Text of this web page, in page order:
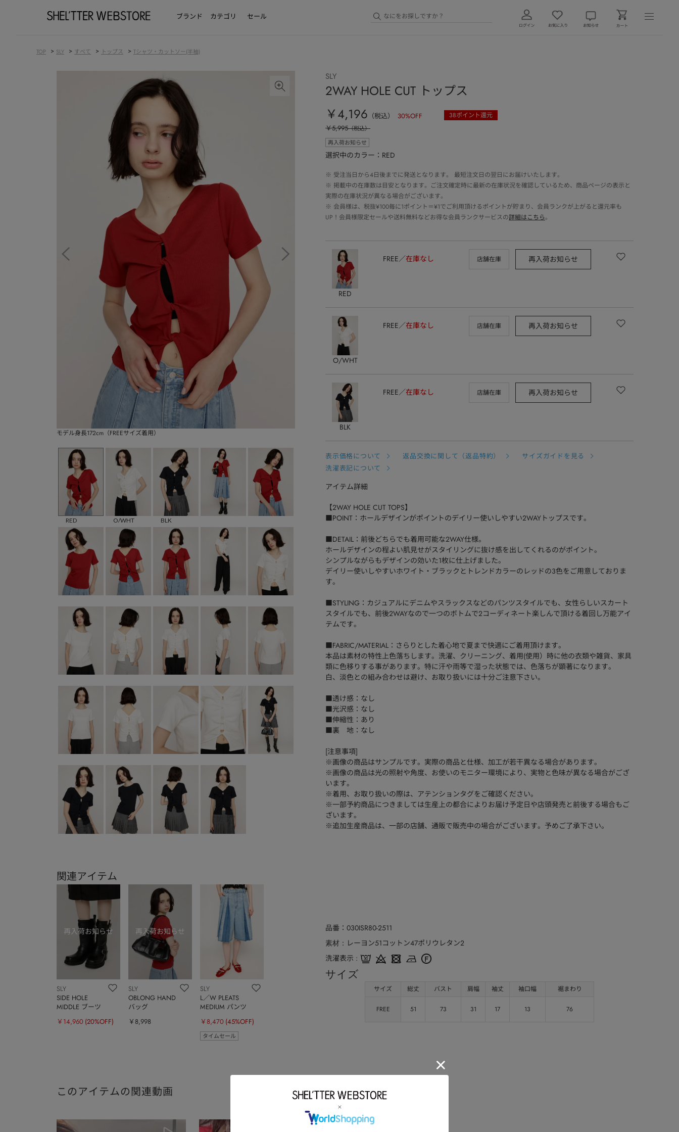
ブランド カテゴリ セール
TOP > SLY > すべて > トップス > Tシャツ・カットソー(半袖)
モデル身長172cm（FREEサイズ着用）
RED O/WHT BLK
関連アイテム
SLY
SIDE HOLE
MIDDLE ブーツ
￥14,960 (20%OFF)
SLY
OBLONG HAND
バッグ
￥8,998
SLY
L／W PLEATS
MEDIUM パンツ
￥8,470 (45%OFF)
タイムセール
SLY
2WAY HOLE CUT トップス
￥4,196 （税込） 30%OFF 38ポイント還元
￥5,995（税込）
再入荷お知らせ
選択中のカラー：RED
※ 受注当日から4日後までに発送となります。 最短注文日の翌日にお届けいたします。
※ 掲載中の在庫数は目安となります。ご注文確定時に最新の在庫状況を確認しているため、商品ページの表示と
実際の在庫状況が異なる場合がございます。
※ 会員様は、税抜¥100毎に1ポイント＝¥1でご利用頂けるポイントが貯まり、会員ランクが上がると還元率も
UP！会員様限定セールや送料無料などお得な会員ランクサービスの詳細はこちら。
RED
FREE 在庫なし 店舗在庫 再入荷お知らせ
O/WHT
FREE 在庫なし 店舗在庫 再入荷お知らせ
BLK
FREE 在庫なし 店舗在庫 再入荷お知らせ
表示価格について 返品交換に関して（返品特約）
サイズガイドを見る
洗濯表記について
アイテム詳細
【2WAY HOLE CUT TOPS】
■POINT：ホールデザインがポイントのデイリー使いしやすい2WAYトップスです。
■DETAIL：前後どちらでも着用可能な2WAY仕様。
ホールデザインの程よい肌見せがスタイリングに抜け感を出してくれるのがポイント。
シンプルながらもデザインの効いた1枚に仕上げました。
デイリー使いしやすいホワイト・ブラックとトレンドカラーのレッドの3色をご用意しておりま
す。
■STYLING：カジュアルにデニムやスラックスなどのパンツスタイルでも、女性らしいスカート
スタイルでも、前後2WAYなので一つのボトムで2コーディネート楽しんで頂ける着回し万能アイ
テムです。
■FABRIC/MATERIAL：さらりとした着心地で夏まで快適にご着用頂けます。
本品は素材の特性上色落ちします。洗濯、クリーニング、着用(使用）時に他の衣類や雑貨、家具
類に色移りする事があります。特に汗や雨等で湿った状態では、色落ちが顕著になります。
白、淡色との組み合わせは避け、お取り扱いには十分ご注意下さい。
■透け感：なし
■光沢感：なし
■伸縮性：あり
■裏 地：なし
[注意事項]
※画像の商品はサンプルです。実際の商品と仕様、加工が若干異なる場合があります。
※画像の商品は光の照射や角度、お使いのモニター環境により、実物と色味が異なる場合がござ
います。
※着用、お取り扱いの際は、アテンションタグをご確認ください。
※一部予約商品につきましては生産上の都合によりお届け予定日や店頭発売と前後する場合もご
ざいます。
※追加生産商品は、一部の店舗、通販で販売中の場合がございます。予めご了承下さい。
品番 030ISR80-2511
素材
レーヨン51コットン47ポリウレタン2
洗濯表示
サイズ
サイズ 総丈 バスト 肩幅 袖丈 袖口幅 裾まわり
FREE 51 73 31 17 13 76
このアイテムの関連動画